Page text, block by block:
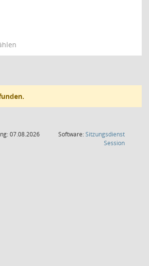
07.08.2026
Software:Sitzungsdienst
Session(Wird in